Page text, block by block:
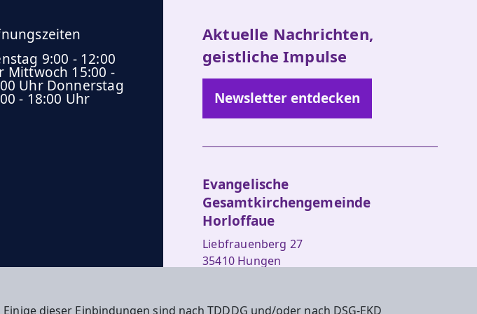
dieser Einbindungen sind nach TDDDG und/oder nach DSG-EKD
9:00 - 12:00
Mittwoch 15:00 -
Uhr Donnerstag
- 18:00 Uhr
Aktuelle Nachrichten,
geistliche Impulse
Newsletter entdecken
Evangelische
Gesamtkirchengemeinde
Horloffaue
Liebfrauenberg 27
35410 Hungen